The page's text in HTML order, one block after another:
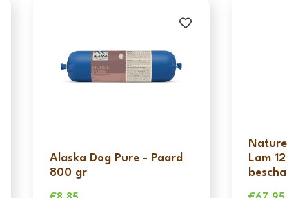
Alaska Dog Pure - Paard
800 gr
Lam